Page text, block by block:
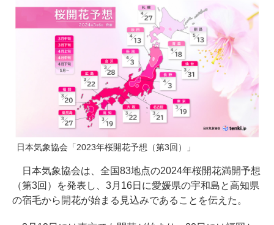
日本気象協会「2023年桜開花予想（第3回）」
日本気象協会は、全国83地点の2024年桜開花満開予想
（第3回）を発表し、3月16日に愛媛県の宇和島と高知県
の宿毛から開花が始まる見込みであることを伝えた。